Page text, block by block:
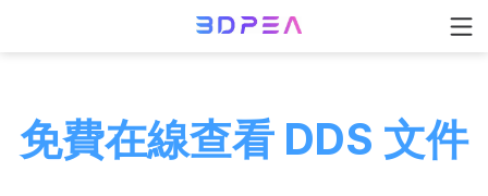
免費在線查看 DDS 文件